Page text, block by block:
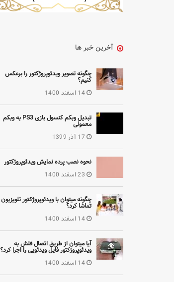
آخرین خبر ها
چگونه تصویر ویدئوپروژکتور را برعکس
کنیم؟
14 اسفند 1400
تبدیل وبکم کنسول بازی PS3 به وبکم
معمولی
17 آذر 1399
نحوه نصب پرده نمایش ویدئوپروژکتور
23 اسفند 1400
چگونه میتوان با ویدئوپروژکتور تلویزیون
تماشا کرد؟
14 اسفند 1400
آیا میتوان از طریق اتصال فلش به
ویدئوپروژکتور فایل ویدئویی را اجرا کرد؟
14 اسفند 1400